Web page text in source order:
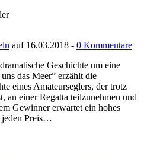
auf 16.03.2018 - 0 Kommentare
Geschichte um eine
das Meer” erzählt die
eines Amateurseglers, der trotz
an einer Regatta teilzunehmen und
Gewinner erwartet ein hohes
jeden Preis…